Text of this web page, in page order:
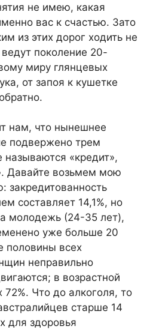
не имею, какая
вас к счастью. Зато
из этих дорог ходить не
поколение 20-
миру глянцевых
от запоя к кушетке
нам, что нынешнее
подвержено трем
«кредит»,
Давайте возьмем мою
закредитованность
составляет 14,1%, но
молодежь (24-35 лет),
уже больше 20
половины всех
неправильно
в возрастной
72%. Что до алкоголя, то
старше 14
для здоровья